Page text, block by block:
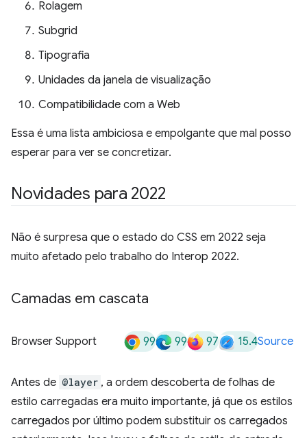
Rolagem
Subgrid
Tipografia
Unidades da janela de visualização
Compatibilidade com a Web
Essa é uma lista ambiciosa e empolgante que mal posso
esperar para ver se concretizar.
Novidades para 2022
Não é surpresa que o estado do CSS em 2022 seja
muito afetado pelo trabalho do Interop 2022.
Camadas em cascata
Browser Support 99 99 97 15.4Source
Antes de @layer , a ordem descoberta de folhas de
estilo carregadas era muito importante, já que os estilos
carregados por último podem substituir os carregados